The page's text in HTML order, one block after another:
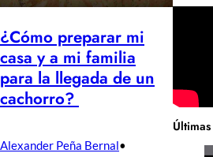
¿Cómo preparar mi
casa y a mi familia
para la llegada de un
cachorro?
Alexander Peña Bernal•